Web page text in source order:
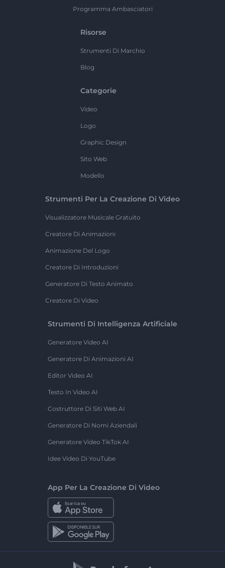
Programma Ambasciatori
Risorse
Strumenti Di Marchio
Blog
Categorie
Video
Logo
Graphic Design
Sito Web
Modello
Strumenti Per La Creazione Di Video
Visualizzatore Musicale Gratuito
Creatore Di Animazioni
Animazione Del Logo
Creatore Di Introduzioni
Generatore Di Testo Animato
Creatore Di Video
Strumenti Di Intelligenza Artificiale
Generatore Video AI
Generatore Di Animazioni AI
Editor Video AI
Testo In Video AI
Costruttore Di Siti Web AI
Generatore Di Nomi Aziendali
Generatore Video TikTok AI
Idee Video Di YouTube
App Per La Creazione Di Video